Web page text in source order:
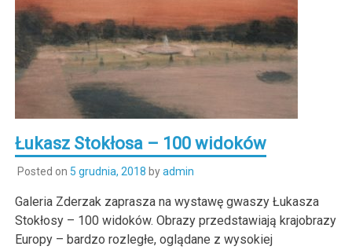
Łukasz Stokłosa – 100 widoków
Posted on 5 grudnia, 2018 byadmin
Galeria Zderzak zaprasza na wystawę gwaszy Łukasza
Stokłosy – 100 widoków. Obrazy przedstawiają krajobrazy
Europy – bardzo rozległe, oglądane z wysokiej